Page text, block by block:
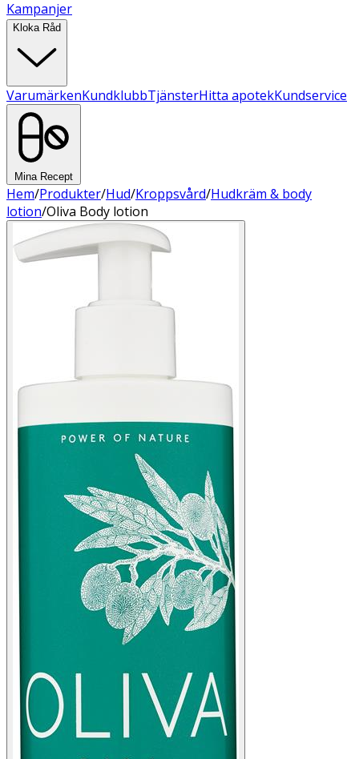
Kampanjer
Kloka Råd
VarumärkenKundklubbTjänsterHitta apotekKundservice
Mina Recept
Hem/Produkter/Hud/Kroppsvård/Hudkräm & body
lotion/Oliva Body lotion